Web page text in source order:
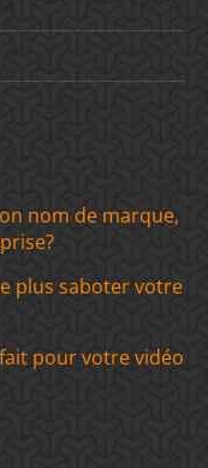
nom de marque,
plus saboter votre
pour votre vidéo